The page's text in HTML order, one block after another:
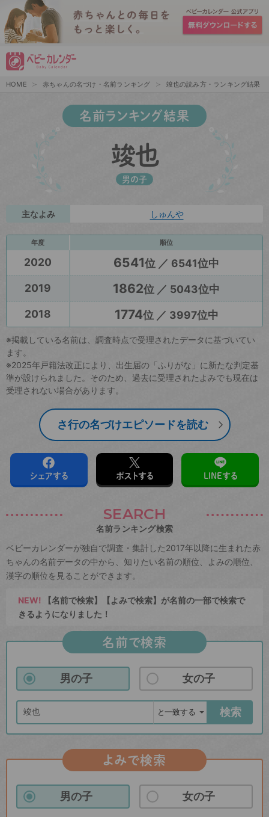
HOME 赤ちゃんの名づけ・名前ランキング 竣也の読み方・ランキング結果
名前ランキング結果
竣也
男の子
主なよみ しゅんや
年度 順位
2020 6541位 ／ 6541位中
2019
1862位 ／ 5043位中
2018
1774位 ／ 3997位中
※掲載している名前は、調査時点で受理されたデータに基づいてい
ます。
※2025年戸籍法改正により、出生届の「ふりがな」に新たな判定基
準が設けられました。そのため、過去に受理されたよみでも現在は
受理されない場合があります。
さ行の名づけエピソードを読む
シェアする ポストする LINEする
SEARCH
名前ランキング検索
ベビーカレンダーが独自で調査・集計した2017年以降に生まれた赤
ちゃんの名前データの中から、知りたい名前の順位、よみの順位、
漢字の順位を見ることができます。
NEW! 【名前で検索】【よみで検索】が名前の一部で検索で
きるようになりました！
名前で検索
男の子 女の子
検索
よみで検索
男の子 女の子